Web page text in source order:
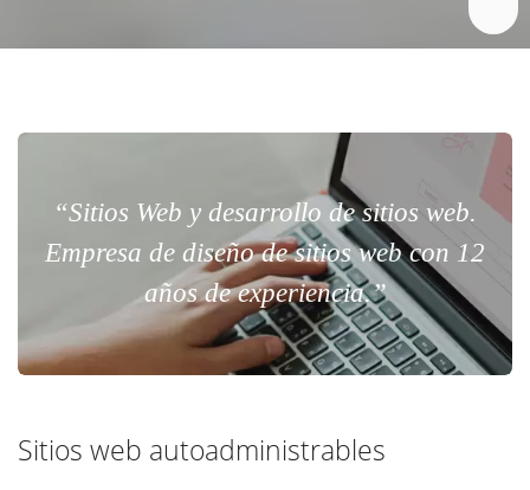
“Sitios Web y desarrollo de sitios web.
Empresa de diseño de sitios web con 12
años de experiencia.”
Sitios web autoadministrables